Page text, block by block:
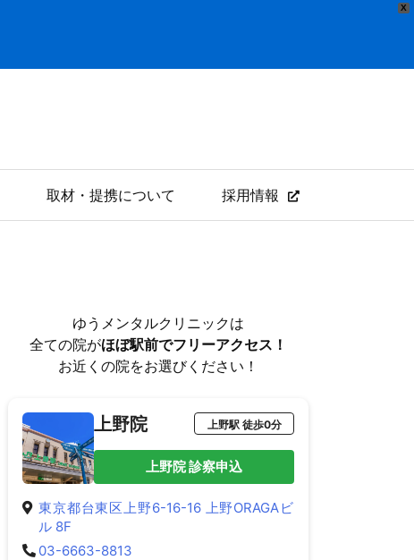
X
取材・提携について 採用情報
ゆうメンタルクリニックは
全ての院がほぼ駅前でフリーアクセス！
お近くの院をお選びください！
上野院 上野駅 徒歩0分
上野院 診察申込
東京都台東区上野6-16-16 上野ORAGAビ
ル 8F
03-6663-8813